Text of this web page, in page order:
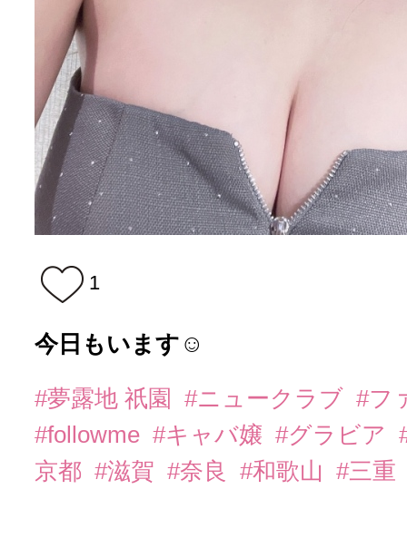
1
今日もいます☺︎
#夢露地 祇園 #ニュークラブ #フ
#followme #キャバ嬢 #グラビア
京都 #滋賀 #奈良 #和歌山 #三重